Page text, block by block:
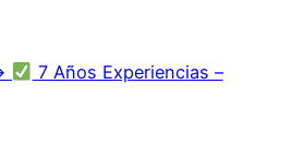
7 Años Experiencias –